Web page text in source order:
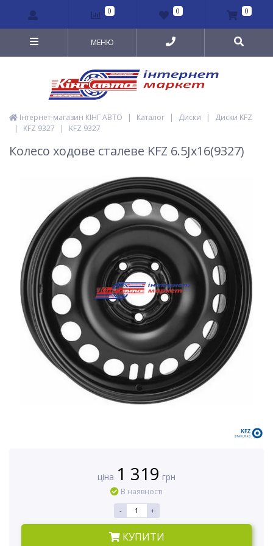
0 0 0
МЕНЮ
Інтернет-магазин КІНГ АВТО | Каталог | Диски |
Диски KFZ
|
KFZ 9327 | KFZ 9327
Колесо ходове сталеве KFZ 6.5Jx16(9327)
ціна 1 319 грн
В наявності
- +
КУПИТИ